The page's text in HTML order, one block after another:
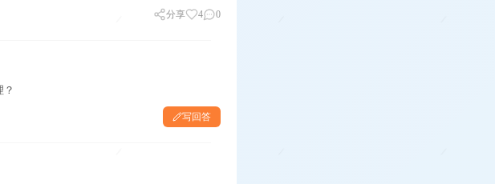
分享 4 0
写回答